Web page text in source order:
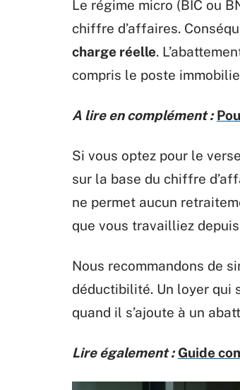
Le régime micro (BIC ou
chiffre d’affaires.
charge réelle.
compris le poste
A lire en complément :
Si vous optez pour le
sur la base du chiffre
ne permet aucun
que vous travailliez
Nous recommandons de
déductibilité. Un loyer qui
quand il s’ajoute à un
Lire également : Guide